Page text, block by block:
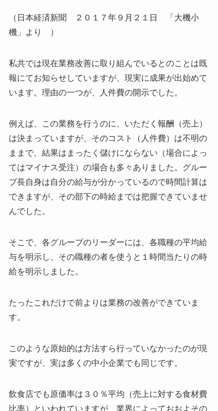
（日本経済新聞 ２０１７年９月２１日 「大機小
機」より ）
私共では現在業務改善に取り組んでいるとのことは既
報にてお知らせしていますが、現実に成果が出始めて
います。理由の一つが、人件費の開示でした。
例えば、この業務を行うのに、いただく報酬（売上）
は決まっていますが、そのコスト（人件費）は不明の
ままで、結果はまったく儲けにならない（場合によっ
てはマイナス受注）の場合も多々ありました。グルー
プ長自身は自分の給与が分かっているので時間計算は
できますが、その部下の時給までは把握できていませ
んでした。
そこで、各グループのリーダーには、各職種の平均給
与を明示し、その職種の者を使うと１時間当たりの時
給を明示しました。
たったこれだけで前よりは業務の改善ができていま
す。
このような原始的は方法すら行っていなかったのが現
実ですが、実は多くの中小企業でも同じです。
飲食店でも原価率は３０％平均（売上に対する食材費
比率）といわれていますが、業界によっておおよその